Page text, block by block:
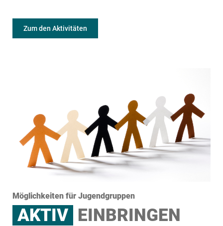
Zum den Aktivitäten
Möglichkeiten für Jugendgruppen
AKTIV EINBRINGEN